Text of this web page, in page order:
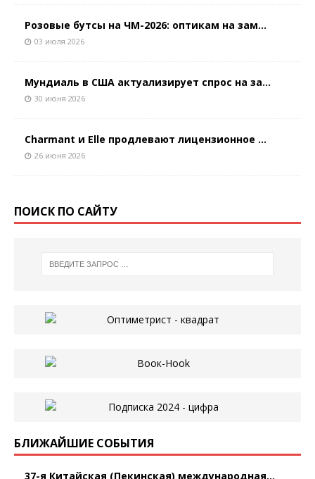
Розовые бутсы на ЧМ-2026: оптикам на зам...
03 июля 2026
Мундиаль в США актуализирует спрос на за...
30 июня 2026
Charmant и Elle продлевают лицензионное ...
26 июня 2026
ПОИСК ПО САЙТУ
БЛИЖАЙШИЕ СОБЫТИЯ
37-я Китайская (Пекинская) международная...